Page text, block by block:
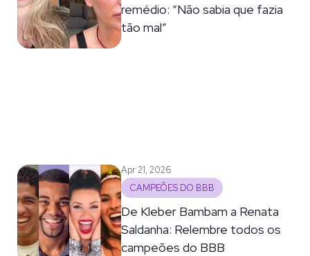
remédio: “Não sabia que fazia
tão mal”
Apr 21, 2026
CAMPEÕES DO BBB
De Kleber Bambam a Renata
Saldanha: Relembre todos os
campeões do BBB